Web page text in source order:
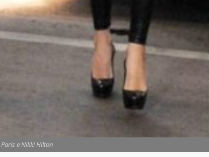
Paris e Nikki Hilton